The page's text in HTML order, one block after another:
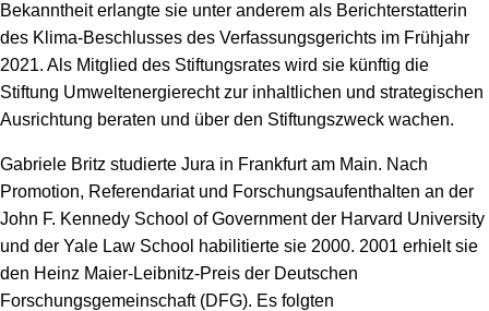
Bekanntheit erlangte sie unter anderem als Berichterstatterin
des Klima-Beschlusses des Verfassungsgerichts im Frühjahr
2021. Als Mitglied des Stiftungsrates wird sie künftig die
Stiftung Umweltenergierecht zur inhaltlichen und strategischen
Ausrichtung beraten und über den Stiftungszweck wachen.
Gabriele Britz studierte Jura in Frankfurt am Main. Nach
Promotion, Referendariat und Forschungsaufenthalten an der
John F. Kennedy School of Government der Harvard University
und der Yale Law School habilitierte sie 2000. 2001 erhielt sie
den Heinz Maier-Leibnitz-Preis der Deutschen
Forschungsgemeinschaft (DFG). Es folgten